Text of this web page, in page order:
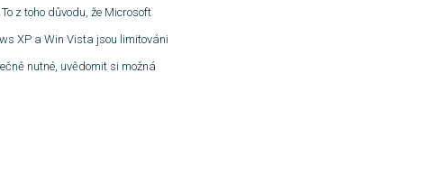
z toho důvodu, že Microsoft
XP a Win Vista jsou limitováni
nutné, uvědomit si možná